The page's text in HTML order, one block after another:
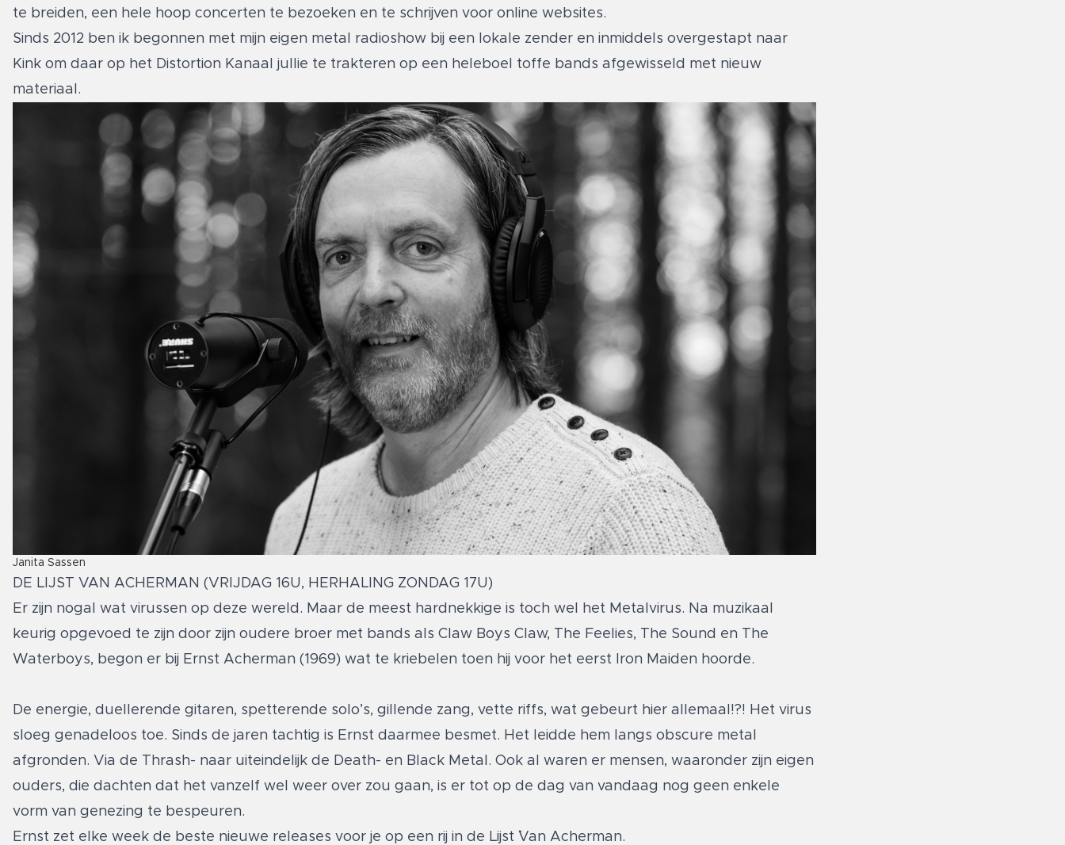
te breiden, een hele hoop concerten te bezoeken en te schrijven voor online websites.
Sinds 2012 ben ik begonnen met mijn eigen metal radioshow bij een lokale zender en inmiddels overgestapt naar
Kink om daar op het Distortion Kanaal jullie te trakteren op een heleboel toffe bands afgewisseld met nieuw
materiaal.
Janita Sassen
DE LIJST VAN ACHERMAN (VRIJDAG 16U, HERHALING ZONDAG 17U)
Er zijn nogal wat virussen op deze wereld. Maar de meest hardnekkige is toch wel het Metalvirus. Na muzikaal
keurig opgevoed te zijn door zijn oudere broer met bands als Claw Boys Claw, The Feelies, The Sound en The
Waterboys, begon er bij Ernst Acherman (1969) wat te kriebelen toen hij voor het eerst Iron Maiden hoorde.
De energie, duellerende gitaren, spetterende solo’s, gillende zang, vette riffs, wat gebeurt hier allemaal!?! Het virus
sloeg genadeloos toe. Sinds de jaren tachtig is Ernst daarmee besmet. Het leidde hem langs obscure metal
afgronden. Via de Thrash- naar uiteindelijk de Death- en Black Metal. Ook al waren er mensen, waaronder zijn eigen
ouders, die dachten dat het vanzelf wel weer over zou gaan, is er tot op de dag van vandaag nog geen enkele
vorm van genezing te bespeuren.
Ernst zet elke week de beste nieuwe releases voor je op een rij in de Lijst `Van Acherman.